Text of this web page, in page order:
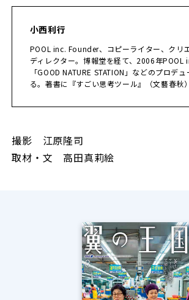
小西利行
POOL inc. Founder、コピーライター、クリ
ディレクター。博報堂を経て、2006年POOL
「GOOD NATURE STATION」などのプロデ
る。著書に『すごい思考ツール』（文藝春秋
撮影 江原隆司
取材・文 高田真莉絵